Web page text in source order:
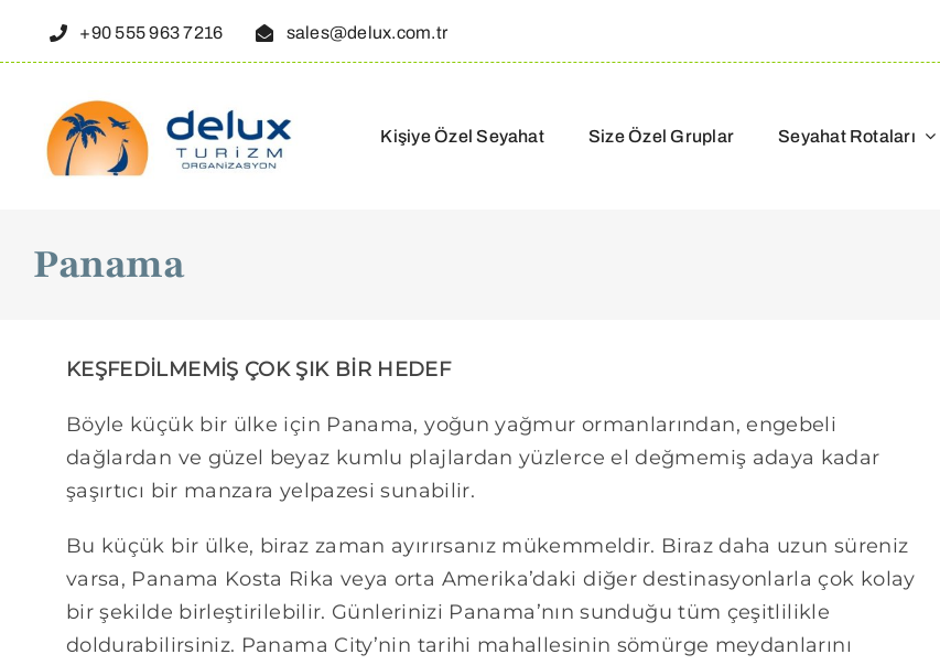
+90 555 963 7216 sales@delux.com.tr
Kişiye Özel Seyahat Size Özel Gruplar Seyahat Rotaları
Panama
KEŞFEDİLMEMİŞ ÇOK ŞIK BİR HEDEF
Böyle küçük bir ülke için Panama, yoğun yağmur ormanlarından, engebeli
dağlardan ve güzel beyaz kumlu plajlardan yüzlerce el değmemiş adaya kadar
şaşırtıcı bir manzara yelpazesi sunabilir.
Bu küçük bir ülke, biraz zaman ayırırsanız mükemmeldir. Biraz daha uzun süreniz
varsa, Panama Kosta Rika veya orta Amerika’daki diğer destinasyonlarla çok kolay
bir şekilde birleştirilebilir. Günlerinizi Panama’nın sunduğu tüm çeşitlilikle
doldurabilirsiniz. Panama City’nin tarihi mahallesinin sömürge meydanlarını